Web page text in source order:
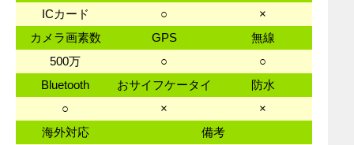
ICカード
○
×
カメラ画素数
GPS
無線
500万
○
○
Bluetooth
おサイフケータイ
防水
○
×
×
海外対応
備考